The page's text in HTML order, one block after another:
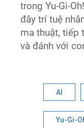
trong Yu-Gi-
đây trí tuệ
ma thuật, tiếp
và đánh với
AI
Yu-Gi-